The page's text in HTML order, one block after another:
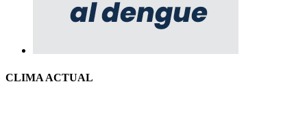
CLIMA ACTUAL